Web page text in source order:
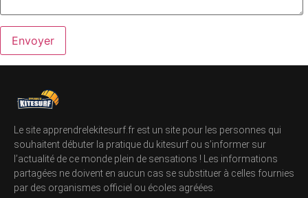
Le site apprendrelekitesurf.fr est un site pour les personnes qui
souhaitent débuter la pratique du kitesurf ou s’informer sur
l’actualité de ce monde plein de sensations ! Les informations
partagées ne doivent en aucun cas se substituer à celles fournies
par des organismes officiel ou écoles agréées.